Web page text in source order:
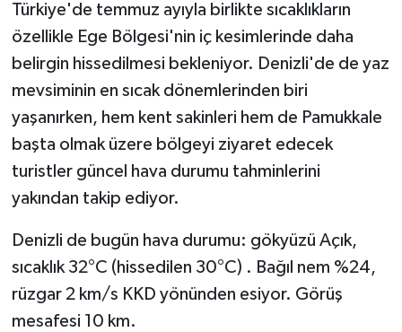
Türkiye'de temmuz ayıyla birlikte sıcaklıkların
özellikle Ege Bölgesi'nin iç kesimlerinde daha
belirgin hissedilmesi bekleniyor. Denizli'de de yaz
mevsiminin en sıcak dönemlerinden biri
yaşanırken, hem kent sakinleri hem de Pamukkale
başta olmak üzere bölgeyi ziyaret edecek
turistler güncel hava durumu tahminlerini
yakından takip ediyor.
Denizli de bugün hava durumu: gökyüzü Açık,
sıcaklık 32°C (hissedilen 30°C) . Bağıl nem %24,
rüzgar 2 km/s KKD yönünden esiyor. Görüş
mesafesi 10 km.